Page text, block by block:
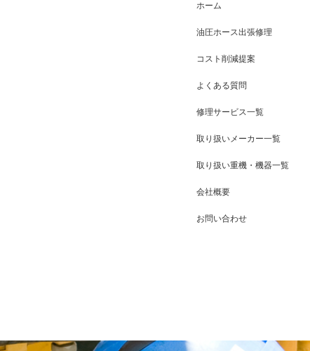
ホーム
油圧ホース出張修理
コスト削減提案
よくある質問
修理サービス一覧
取り扱いメーカー一覧
取り扱い重機・機器一覧
会社概要
お問い合わせ